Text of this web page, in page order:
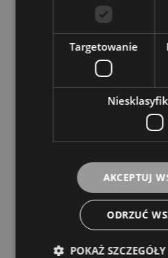
Beyma 8MI100 Głośnik
Targetowanie
AKCEPTUJ
ODRZUĆ
POKAŻ SZCZEGÓŁY